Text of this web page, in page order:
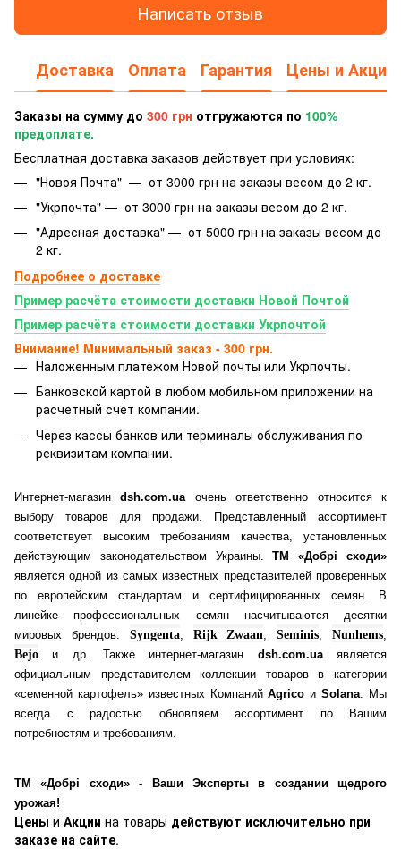
Написать отзыв
Доставка Оплата Гарантия Цены и Акции
Заказы на сумму до 300 грн отгружаются по 100%
предоплате.
Бесплатная доставка заказов действует при условиях:
"Новоя Почта" — от 3000 грн на заказы весом до 2 кг.
"Укрпочта" — от 3000 грн на заказы весом до 2 кг.
"Адресная доставка" — от 5000 грн на заказы весом до
2 кг.
Подробнее о доставке
Пример расчёта стоимости доставки Новой Почтой
Пример расчёта стоимости доставки Укрпочтой
Внимание! Минимальный заказ - 300 грн.
Наложенным платежом Новой почты или Укрпочты.
Банковской картой в любом мобильном приложении на
расчетный счет компании.
Через кассы банков или терминалы обслуживания по
реквизитам компании.
Интернет-магазинdsh.com.ua очень ответственно относится к
выбору товаров для продажи. Представленный ассортимент
соответствует высоким требованиям качества, установленных
действующим законодательством Украины.ТМ «Добрі сходи»
является одной из самых известных представителей проверенных
по европейским стандартам и сертифицированных семян. В
линейке профессиональных семян насчитываются десятки
мировых брендов: Syngenta, Rijk Zwaan ,Seminis ,Nunhems
Bejo и др. Также интернет-магазин dsh.com.uaявляется
официальным представителем коллекции товаров в категории
«семенной картофель» известных КомпанийAgrico иSolana . Мы
всегда с радостью обновляем ассортимент по Вашим
потребностям и требованиям.
ТМ «Добрі сходи» - Ваши Эксперты в создании щедрого
урожая!
Цены и Акции на товары действуют исключительно при
заказе на сайте.